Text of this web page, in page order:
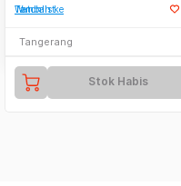
Tambah ke Watchlist
Tangerang
Stok Habis